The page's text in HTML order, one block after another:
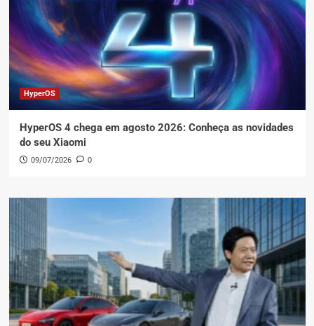
HyperOS
HyperOS 4 chega em agosto 2026: Conheça as novidades
do seu Xiaomi
09/07/2026 0